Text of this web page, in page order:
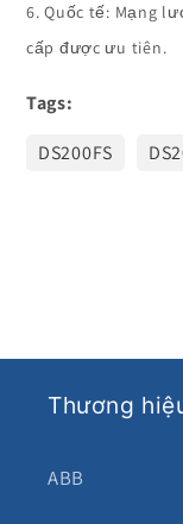
6. Quốc tế: Mạng
cấp được ưu tiên.
Tags:
DS200FS
Thương
ABB